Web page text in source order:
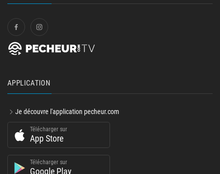
APPLICATION
Je découvre l'application pecheur.com
Télécharger sur
App Store
Télécharger sur
Google Play